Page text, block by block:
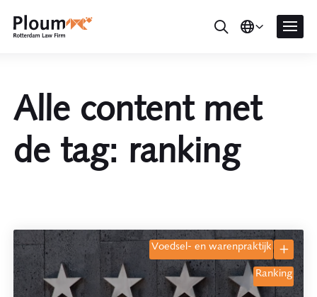
Alle content met
de tag: ranking
voedsel- en warenpraktijk
ranking